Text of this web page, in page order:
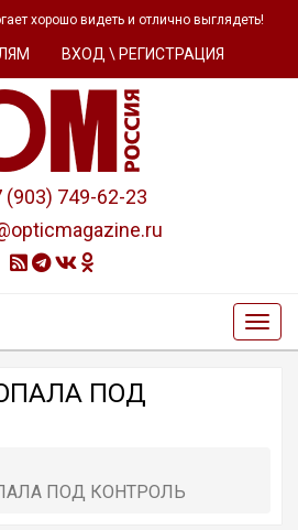
хорошо видеть и отлично выглядеть!
ВХОД \ РЕГИСТРАЦИЯ
(903) 749-62-23
ПОД
ПОД КОНТРОЛЬ